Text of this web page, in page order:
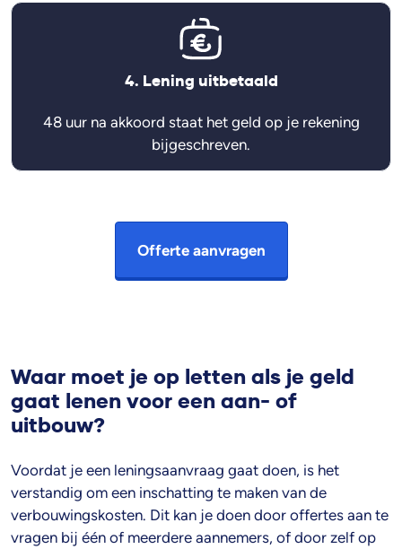
4. Lening uitbetaald
48 uur na akkoord staat het geld op je rekening
bijgeschreven.
Offerte aanvragen
Waar moet je op letten als je geld
gaat lenen voor een aan- of
uitbouw?
Voordat je een leningsaanvraag gaat doen, is het
verstandig om een inschatting te maken van de
verbouwingskosten. Dit kan je doen door offertes aan te
vragen bij één of meerdere aannemers, of door zelf op